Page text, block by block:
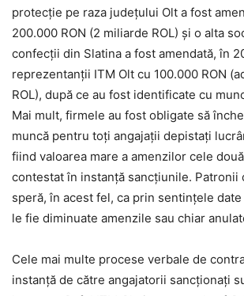
protecție pe raza județului Olt a fost
200.000 RON (2 miliarde ROL) și o alta
confecții din Slatina a fost amendată, în
reprezentanții ITM Olt cu 100.000 RON
ROL), după ce au fost identificate cu
Mai mult, firmele au fost obligate să
muncă pentru toţi angajaţii depistaţi
fiind valoarea mare a amenzilor cele
contestat în instanță sancțiunile. Patronii
speră, în acest fel, ca prin sentinţele
le fie diminuate amenzile sau chiar
Cele mai multe procese verbale de
instanţă de către angajatorii sancţionaţi